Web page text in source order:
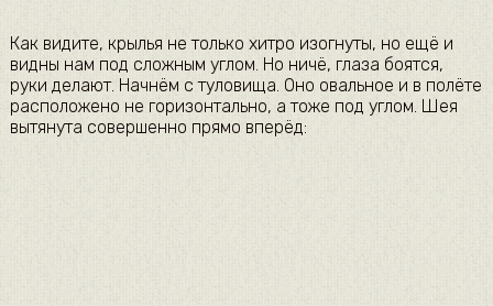
Как видите, крылья не только хитро изогнуты, но ещё и
видны нам под сложным углом. Но ничё, глаза боятся,
руки делают. Начнём с туловища. Оно овальное и в полёте
расположено не горизонтально, а тоже под углом. Шея
вытянута совершенно прямо вперёд: